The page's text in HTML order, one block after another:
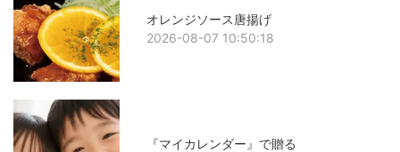
オレンジソース唐揚げ
2026-08-07 10:50:18
『マイカレンダー』で贈る